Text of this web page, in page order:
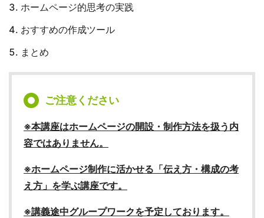
ホームページ的思考の実践
おすすめの作成ツール
まとめ
ご注意ください
※本講座はホームページの開設・制作方法を扱う内
容ではありません。
※ホームページ制作に活かせる「伝え方・構成の考
え方」を学ぶ講座です。
※講義途中グループワークを予定しております。